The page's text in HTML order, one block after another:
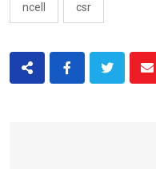
ncell csr